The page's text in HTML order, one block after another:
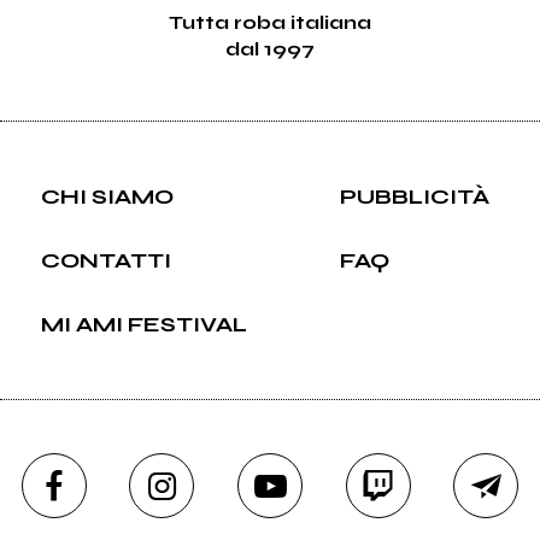
Tutta roba italiana
dal 1997
CHI SIAMO PUBBLICITÀ
CONTATTI FAQ
MI AMI FESTIVAL